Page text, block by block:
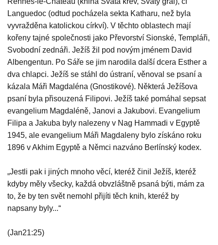
Languedoc (odtud pocházela sekta Katharu, než byla
vyvražděna katolickou církví). V těchto oblastech mají
kořeny tajné společnosti jako Převorství Sionské, Templáři,
Svobodní zednáři. Ježíš žil pod novým jménem David
Albengentun. Po Sáře se jim narodila další dcera Esther a
dva chlapci. Ježíš se stáhl do ústraní, věnoval se psaní a
kázala Máři Magdaléna (Gnostikové). Některá Ježíšova
psaní byla přisouzená Filipovi. Ježíš také pomáhal sepsat
evangelium Magdaléně, Janovi a Jakubovi. Evangelium
Filipa a Jakuba byly nalezeny v Nag Hammadi v Egyptě
1945, ale evangelium Máři Magdaleny bylo získáno roku
1896 v Akhim Egyptě a Němci nazváno Berlínský kodex.
„Jestli pak i jiných mnoho věcí, kteréž činil Ježíš, kteréž
kdyby měly všecky, každá obvzláštně psaná býti, mám za
to, že by ten svět nemohl přijíti těch knih, kteréž by
napsany byly...“
(Jan21:25)